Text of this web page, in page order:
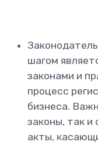
шагом
законами и
процесс
бизнеса.
законы, так
акты,